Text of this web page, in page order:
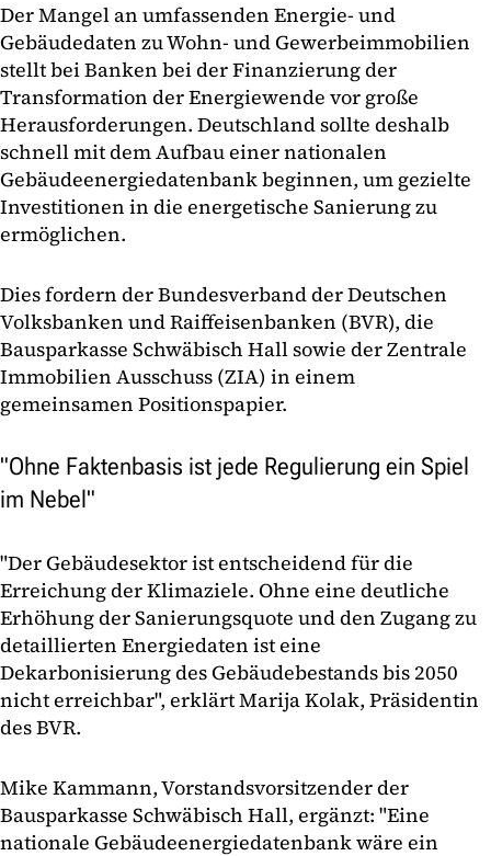
Der Mangel an umfassenden Energie- und
Gebäudedaten zu Wohn- und Gewerbeimmobilien
stellt bei Banken bei der Finanzierung der
Transformation der Energiewende vor große
Herausforderungen. Deutschland sollte deshalb
schnell mit dem Aufbau einer nationalen
Gebäudeenergiedatenbank beginnen, um gezielte
Investitionen in die energetische Sanierung zu
ermöglichen.
Dies fordern der Bundesverband der Deutschen
Volksbanken und Raiffeisenbanken (BVR), die
Bausparkasse Schwäbisch Hall sowie der Zentrale
Immobilien Ausschuss (ZIA) in einem
gemeinsamen Positionspapier.
"Ohne Faktenbasis ist jede Regulierung ein Spiel
im Nebel"
"Der Gebäudesektor ist entscheidend für die
Erreichung der Klimaziele. Ohne eine deutliche
Erhöhung der Sanierungsquote und den Zugang zu
detaillierten Energiedaten ist eine
Dekarbonisierung des Gebäudebestands bis 2050
nicht erreichbar", erklärt Marija Kolak, Präsidentin
des BVR.
Mike Kammann, Vorstandsvorsitzender der
Bausparkasse Schwäbisch Hall, ergänzt: "Eine
nationale Gebäudeenergiedatenbank wäre ein